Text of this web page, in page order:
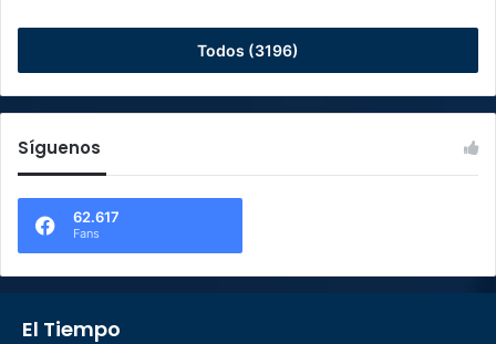
Todos (3196)
Síguenos
62.617
Fans
El Tiempo